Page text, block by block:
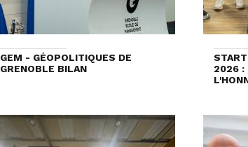
GEM - GÉOPOLITIQUES DE
GRENOBLE BILAN
2026 :